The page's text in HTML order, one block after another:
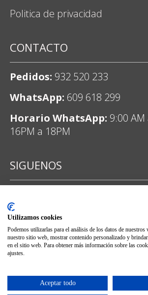
Politica de privacidad
CONTACTO
Pedidos: 932 520 233
WhatsApp: 609 618 299
Horario WhatsApp: 9:00 AM
16PM a 18PM
SIGUENOS
Facebook
Utilizamos cookies
Podemos utilizarlas para el análisis de los datos de nuestros
nuestro sitio web, mostrar contenido personalizado y
en el sitio web. Para obtener más información sobre las
ajustes.
Aceptar todo